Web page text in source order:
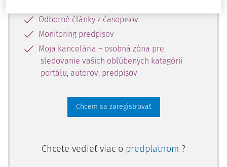
Odborné články z časopisov
Monitoring predpisov
Moja kancelária – osobná zóna pre
sledovanie vašich obľúbených kategórií
portálu, autorov, predpisov
Chcem sa zaregistrovať
Chcete vedieť viac o predplatnom ?